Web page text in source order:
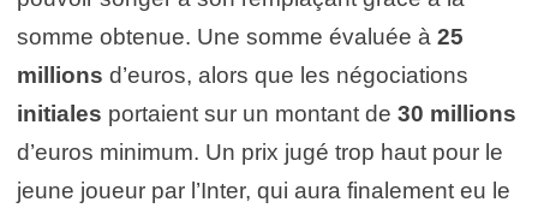
somme obtenue. Une somme évaluée à 25
millions d’euros, alors que les négociations
initiales portaient sur un montant de 30 millions
d’euros minimum. Un prix jugé trop haut pour le
jeune joueur par l’Inter, qui aura finalement eu le